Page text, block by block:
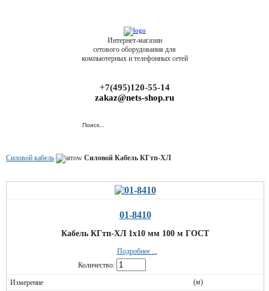
Интернет-магазин
сетового оборудования для
компьютерных и телефонных сетей
+7(495)120-55-14
zakaz@nets-shop.ru
Силовой кабель Силовой Кабель КГтп-ХЛ
01-8410
Кабель КГтп-ХЛ 1х10 мм 100 м ГОСТ
Подробнее ...
Количество:
(м)